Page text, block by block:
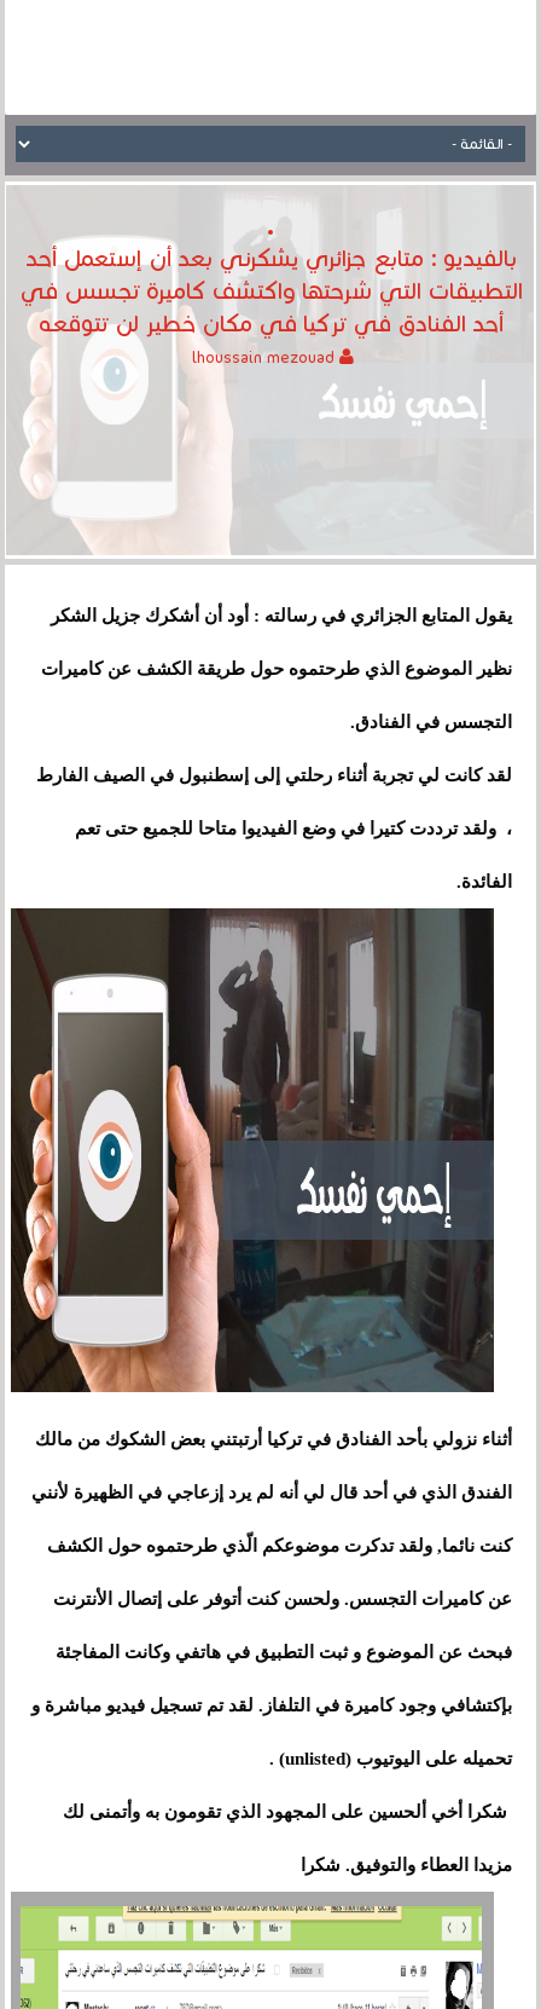
بالفيديو : متابع جزائري يشكرني بعد أن إستعمل أحد
التطبيقات التي شرحتها واكتشف كاميرة تجسس في
أحد الفنادق في تركيا في مكان خطير لن تتوقعه
يقول المتابع الجزائري في رسالته : أود أن أشكرك جزيل الشكر
نظير الموضوع الذي طرحتموه حول طريقة الكشف عن كاميرات
التجسس في الفنادق.
لقد كانت لي تجربة أثناء رحلتي إلى إسطنبول في الصيف الفارط
، ولقد ترددت كتيرا في وضع الفيديوا متاحا للجميع حتى تعم
الفائدة.
أثناء نزولي بأحد الفنادق في تركيا أرتبتني بعض الشكوك من مالك
الفندق الذي في أحد قال لي أنه لم يرد إزعاجي في الظهيرة لأنني
كنت نائما, ولقد تدكرت موضوعكم الّذي طرحتموه حول الكشف
عن كاميرات التجسس. ولحسن كنت أتوفر على إتصال الأنترنت
فبحث عن الموضوع و ثبت التطبيق في هاتفي وكانت المفاجئة
بإكتشافي وجود كاميرة في التلفاز. لقد تم تسجيل فيديو مباشرة و
تحميله على اليوتيوب (unlisted) .
شكرا أخي ألحسين على المجهود الذي تقومون به وأتمنى لك
مزيدا العطاء والتوفيق. شكرا